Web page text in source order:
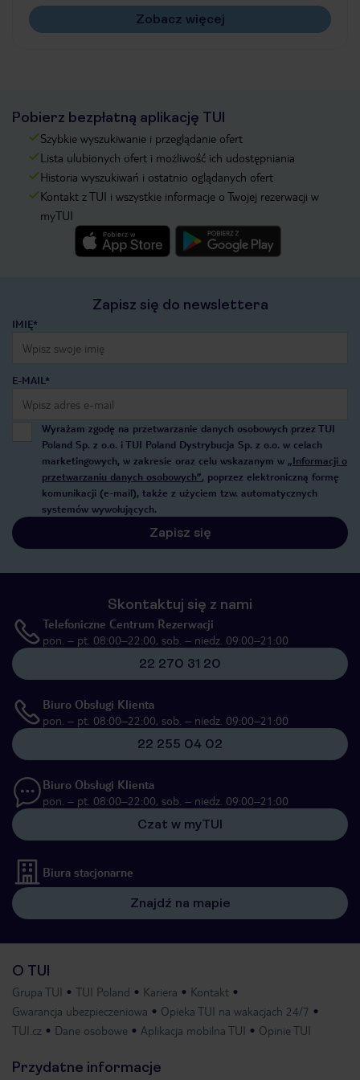
Zobacz więcej
Pobierz bezpłatną aplikację TUI
Szybkie wyszukiwanie i przeglądanie ofert
Lista ulubionych ofert i możliwość ich udostępniania
Historia wyszukiwań i ostatnio oglądanych ofert
Kontakt z TUI i wszystkie informacje o Twojej rezerwacji w
myTUI
Zapisz się do newslettera
IMIĘ*
E-MAIL*
Wyrażam zgodę na przetwarzanie danych osobowych przez TUI
Poland Sp. z o.o. i TUI Poland Dystrybucja Sp. z o.o. w celach
marketingowych, w zakresie oraz celu wskazanym w „Informacji o
przetwarzaniu danych osobowych”, poprzez elektroniczną formę
komunikacji (e-mail), także z użyciem tzw. automatycznych
systemów wywołujących.
Zapisz się
Skontaktuj się z nami
Telefoniczne Centrum Rezerwacji
pon. – pt. 08:00–22:00, sob. – niedz. 09:00–21:00
22 270 31 20
Biuro Obsługi Klienta
pon. – pt. 08:00–22:00, sob. – niedz. 09:00–21:00
22 255 04 02
Biuro Obsługi Klienta
pon. – pt. 08:00–22:00, sob. – niedz. 09:00–21:00
Czat w myTUI
Biura stacjonarne
Znajdź na mapie
O TUI
Grupa TUI TUI Poland Kariera
Kontakt
Gwarancja ubezpieczeniowa
Opieka TUI na wakacjach 24/7
TUI.cz
Dane osobowe Aplikacja mobilna TUI Opinie TUI
Przydatne informacje